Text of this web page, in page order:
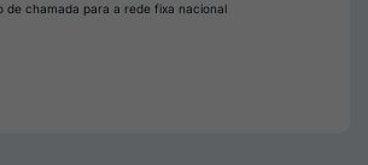
de chamada para a rede fixa nacional